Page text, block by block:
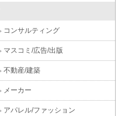
コンサルティング
マスコミ/広告/出版
不動産/建築
メーカー
アパレル/ファッション